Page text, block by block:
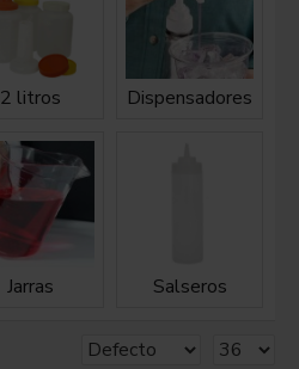
2 litros Dispensadores
Jarras Salseros